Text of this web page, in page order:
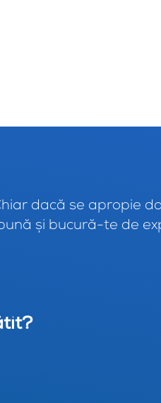
dacă se apropie
şi bucură-te de